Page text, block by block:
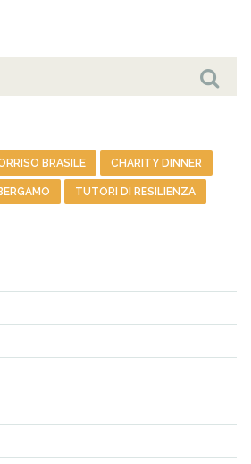
BRASILE CHARITY DINNER
TUTORI DI RESILIENZA